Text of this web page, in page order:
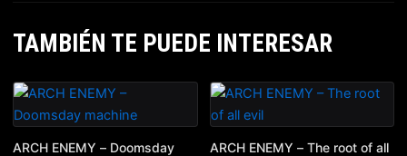
TAMBIÉN TE PUEDE INTERESAR
ARCH ENEMY – Doomsday
ARCH ENEMY – The root of all